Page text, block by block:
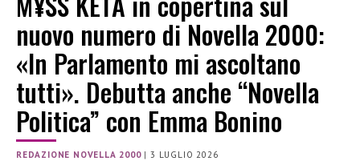
nuovo numero di Novella 2000:
«In Parlamento mi ascoltano
tutti». Debutta anche “Novella
Politica” con Emma Bonino
REDAZIONE NOVELLA 2000|3 LUGLIO 2026